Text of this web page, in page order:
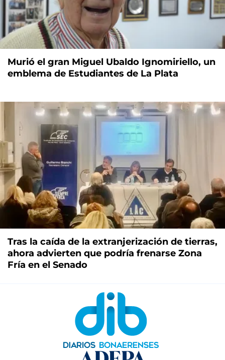
Murió el gran Miguel Ubaldo Ignomiriello, un
emblema de Estudiantes de La Plata
Tras la caída de la extranjerización de tierras,
ahora advierten que podría frenarse Zona
Fría en el Senado